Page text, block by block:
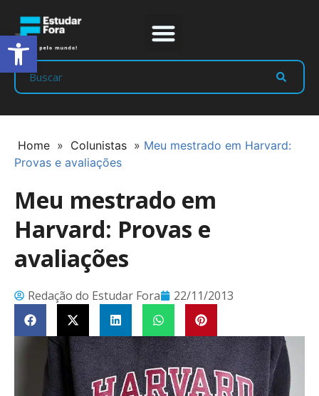
Home » Colunistas » Meu mestrado em Harvard:
Provas e avaliações
Meu mestrado em
Harvard: Provas e
avaliações
Redação do Estudar Fora 22/11/2013
Abrir a barra de ferramentas